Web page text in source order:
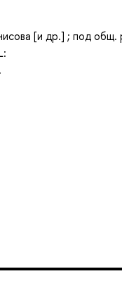
[и др.] ; под общ.